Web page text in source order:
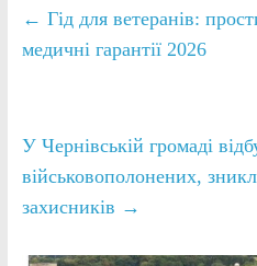
← Гід для ветеранів:
медичні гарантії 2026
У Чернівській громаді
військовополонених,
захисників →